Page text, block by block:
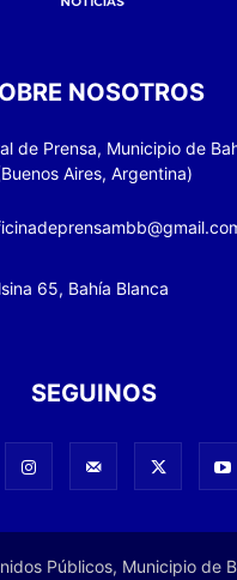
NOSOTROS
de Prensa, Municipio de
Aires, Argentina)
65, Bahía Blanca
SEGUINOS
Públicos, Municipio de